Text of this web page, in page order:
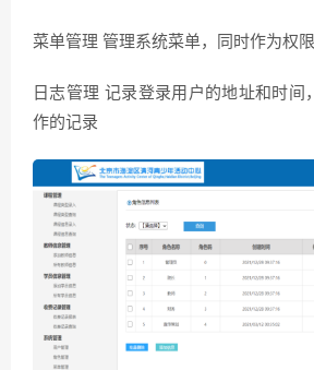
菜单管理 管理系统菜单，同时作为权
日志管理 记录登录用户的地址和时间
作的记录